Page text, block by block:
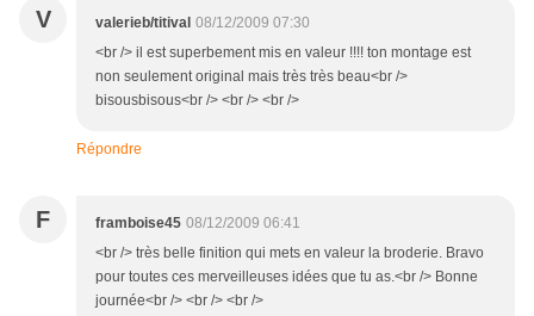
V valerieb/titival 08/12/2009 07:30
<br /> il est superbement mis en valeur !!!! ton montage est
non seulement original mais très très beau<br />
bisousbisous<br /> <br /> <br />
Répondre
F framboise45 08/12/2009 06:41
<br /> très belle finition qui mets en valeur la broderie. Bravo
pour toutes ces merveilleuses idées que tu as.<br /> Bonne
journée<br /> <br /> <br />